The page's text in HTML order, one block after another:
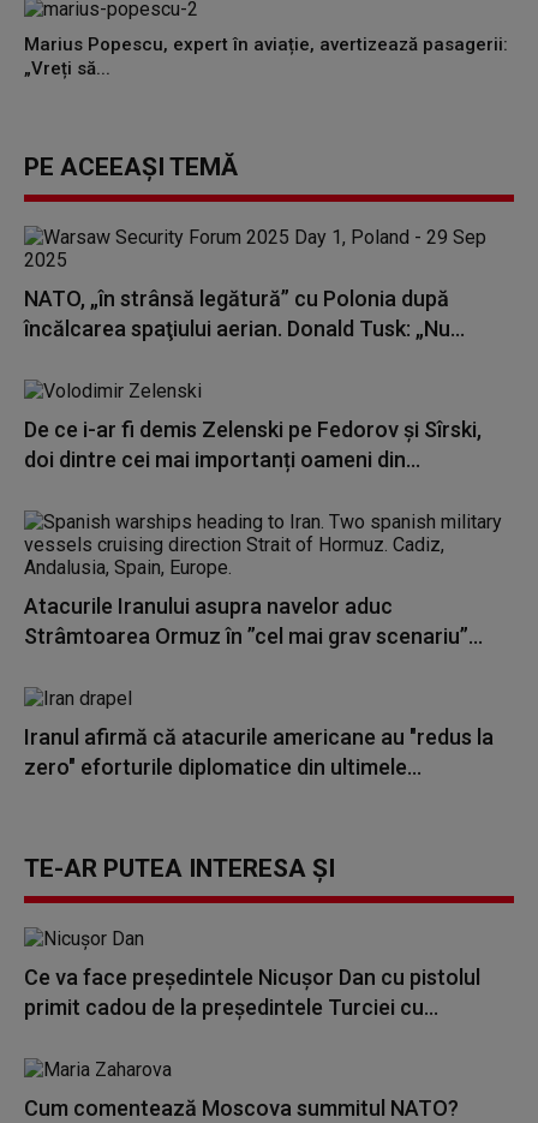
Marius Popescu, expert în aviație, avertizează pasagerii:
„Vreți să...
PE ACEEAȘI TEMĂ
NATO, „în strânsă legătură” cu Polonia după
încălcarea spaţiului aerian. Donald Tusk: „Nu...
De ce i-ar fi demis Zelenski pe Fedorov şi Sîrski,
doi dintre cei mai importanți oameni din...
Atacurile Iranului asupra navelor aduc
Strâmtoarea Ormuz în ”cel mai grav scenariu”...
Iranul afirmă că atacurile americane au "redus la
zero" eforturile diplomatice din ultimele...
TE-AR PUTEA INTERESA ȘI
Ce va face preşedintele Nicuşor Dan cu pistolul
primit cadou de la preşedintele Turciei cu...
Cum comentează Moscova summitul NATO?